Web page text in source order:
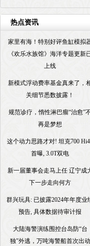
热点资讯
家里有海！特别好评鱼缸模拟
《欢乐水族馆》海洋专题更新
上线
新模式浮动费率基金真来了，
关细节悉数披露！
规范诊疗，惰性淋巴瘤“治愈”
再是梦想
这个动力思路才对! 坦克700
首曝, 3.0T双电
新一届董事会走马上任 辽宁成
下一步走向何方
群兴玩具: 已披露2024年年度业
预告, 具体数据待审计报
大陆海警演练围控台岛防“台
独”外逃，万吨海警船首次出动